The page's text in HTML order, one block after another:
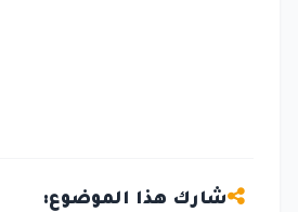
شارك هذا الموضوع: